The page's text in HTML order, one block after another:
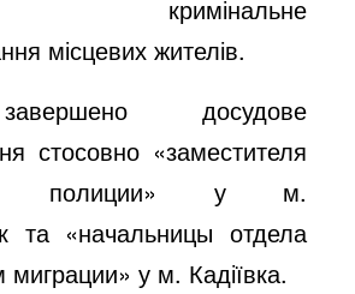
кримінальне
місцевих жителів.
досудове
стосовно «заместителя
полиции» у м.
та «начальницы отдела
у м. Кадіївка.